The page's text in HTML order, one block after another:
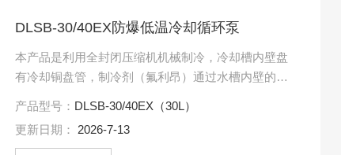
DLSB-30/40EX防爆低温冷却循环泵
本产品是利用全封闭压缩机机械制冷，冷却槽内壁盘
有冷却铜盘管，制冷剂（氟利昂）通过水槽内壁的盘
泵、外接循环管路将冷.....
产品型号： DLSB-30/40EX（30L）
更新日期：
2026-7-13